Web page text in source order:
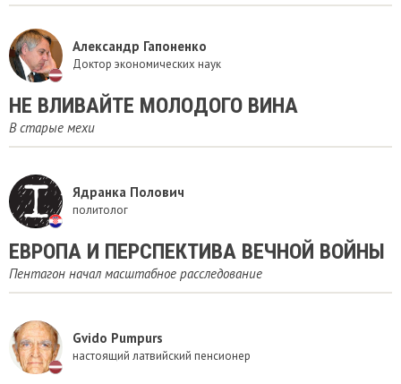
Александр Гапоненко
Доктор экономических наук
​НЕ ВЛИВАЙТЕ МОЛОДОГО ВИНА
В старые мехи
Ядранка Полович
политолог
ЕВРОПА И ПЕРСПЕКТИВА ВЕЧНОЙ ВОЙНЫ
Пентагон начал масштабное расследование
Gvido Pumpurs
настоящий латвийский пенсионер